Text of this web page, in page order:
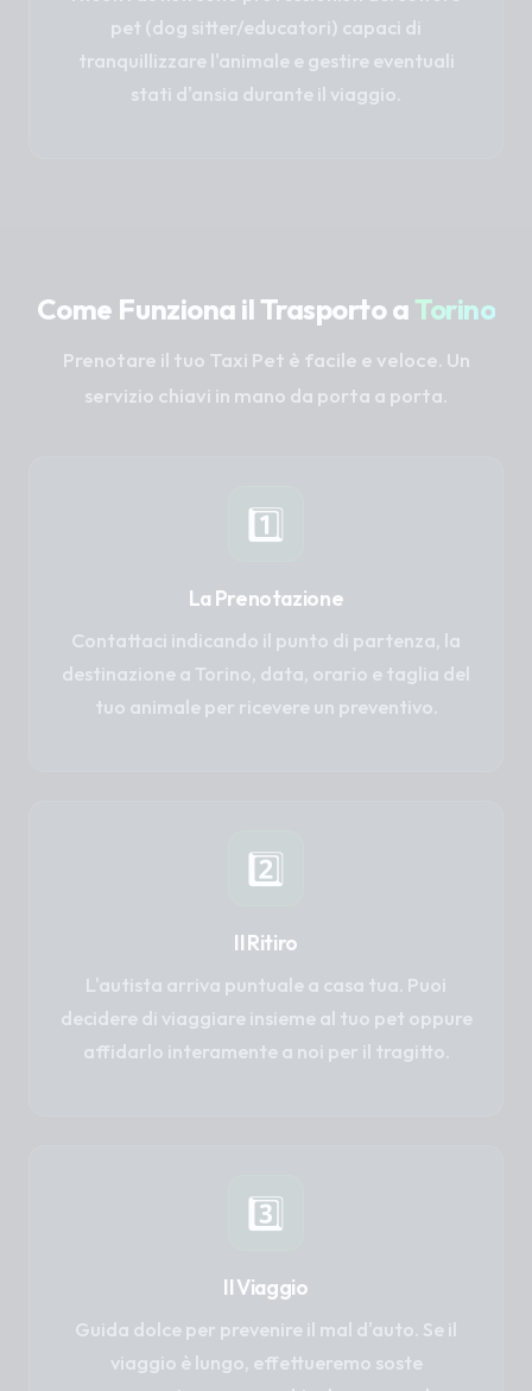
pet (dog sitter/educatori) capaci di
tranquillizzare l'animale e gestire eventuali
stati d'ansia durante il viaggio.
Come Funziona il Trasporto a Torino
Prenotare il tuo Taxi Pet è facile e veloce. Un
servizio chiavi in mano da porta a porta.
1️⃣
La Prenotazione
Contattaci indicando il punto di partenza, la
destinazione a Torino, data, orario e taglia del
tuo animale per ricevere un preventivo.
2️⃣
Il Ritiro
L'autista arriva puntuale a casa tua. Puoi
decidere di viaggiare insieme al tuo pet oppure
affidarlo interamente a noi per il tragitto.
3️⃣
Il Viaggio
Guida dolce per prevenire il mal d'auto. Se il
viaggio è lungo, effettueremo soste